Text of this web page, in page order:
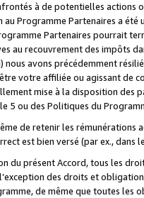
à de potentielles actions
Programme Partenaires a
Partenaires pourrait
au recouvrement des impôts
nous avons précédemment
votre affiliée ou agissant de
mise à la disposition des
5 ou des Politiques du
de retenir les
est bien versé (par ex., dans
du présent Accord, tous les
des droits et
de même que toutes les